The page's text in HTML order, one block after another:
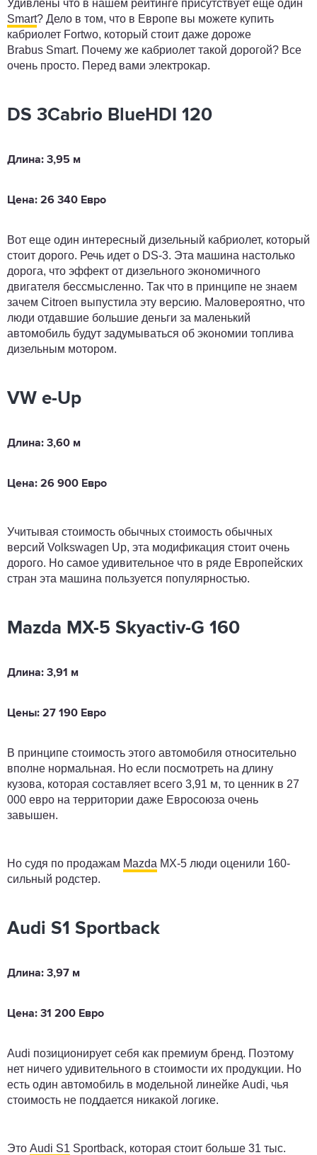
Удивлены что в нашем рейтинге присутствует еще один
Smart? Дело в том, что в Европе вы можете купить
кабриолет Fortwo, который стоит даже дороже
Brabus Smart. Почему же кабриолет такой дорогой? Все
очень просто. Перед вами электрокар.
DS 3Cabrio BlueHDI 120
Длина: 3,95 м
Цена: 26 340 Евро
Вот еще один интересный дизельный кабриолет, который
стоит дорого. Речь идет о DS-3. Эта машина настолько
дорога, что эффект от дизельного экономичного
двигателя бессмысленно. Так что в принципе не знаем
зачем Citroen выпустила эту версию. Маловероятно, что
люди отдавшие большие деньги за маленький
автомобиль будут задумываться об экономии топлива
дизельным мотором.
VW e-Up
Длина: 3,60 м
Цена: 26 900 Евро
Учитывая стоимость обычных стоимость обычных
версий Volkswagen Up, эта модификация стоит очень
дорого. Но самое удивительное что в ряде Европейских
стран эта машина пользуется популярностью.
Mazda MX-5 Skyactiv-G 160
Длина: 3,91 м
Цены: 27 190 Евро
В принципе стоимость этого автомобиля относительно
вполне нормальная. Но если посмотреть на длину
кузова, которая составляет всего 3,91 м, то ценник в 27
000 евро на территории даже Евросоюза очень
завышен.
Но судя по продажам Mazda MX-5 люди оценили 160-
сильный родстер.
Audi S1 ​​Sportback
Длина: 3,97 м
Цена: 31 200 Евро
Audi позиционирует себя как премиум бренд. Поэтому
нет ничего удивительного в стоимости их продукции. Но
есть один автомобиль в модельной линейке Audi, чья
стоимость не поддается никакой логике.
Это Audi S1 ​​Sportback, которая стоит больше 31 тыс.